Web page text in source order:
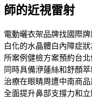
師的近視雷射
電動曬衣架品牌找國際
白化的水晶體白內障症
所案例健檢方案預約台
同時具備洢蓮絲和舒顏
治療在眼睛周遭中南商
全面提升鼻部支撐力和